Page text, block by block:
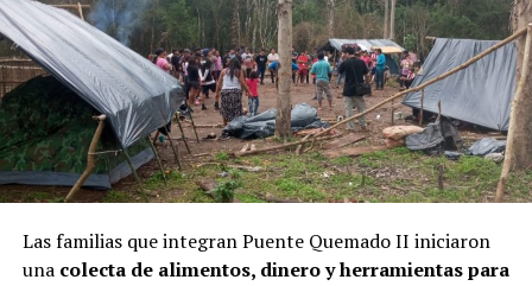
Las familias que integran Puente Quemado II iniciaron
unacolecta de alimentos, dinero y herramientas para